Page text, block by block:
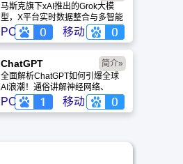
马斯克旗下xAI推出的Grok大模
型，X平台实时数据整合与多智能
体协作的核心优势。针对其中文能
力、隐私安全及幻觉问题等高频疑
问进行客观解答，提供AI选型参
考。
PC 移动
ChatGPT‌
全面解析ChatGPT如何引爆全球
AI浪潮！通俗讲解神经网络、
Transformer与RLHF核心技术，
带您轻松看懂大语言模型如何重塑
PC 移动
简介»